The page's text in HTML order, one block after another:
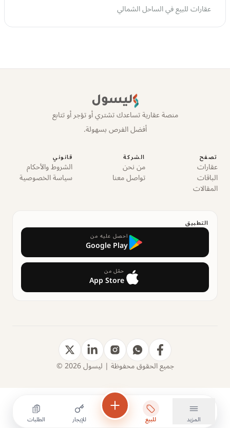
عقارات للبيع في الساحل الشمالي
ليسول
منصة عقارية تساعدك تشتري أو تؤجر أو تتابع
أفضل الفرص بسهولة.
تصفح
عقارات
الباقات
المقالات
الشركة
من نحن
تواصل معنا
قانوني
الشروط والأحكام
سياسة الخصوصية
التطبيق
احصل عليه من
Google Play
حمّل من
App Store
جميع الحقوق محفوظة | ليسول 2026 ©
الطلبات للإيجار للبيع المزيد